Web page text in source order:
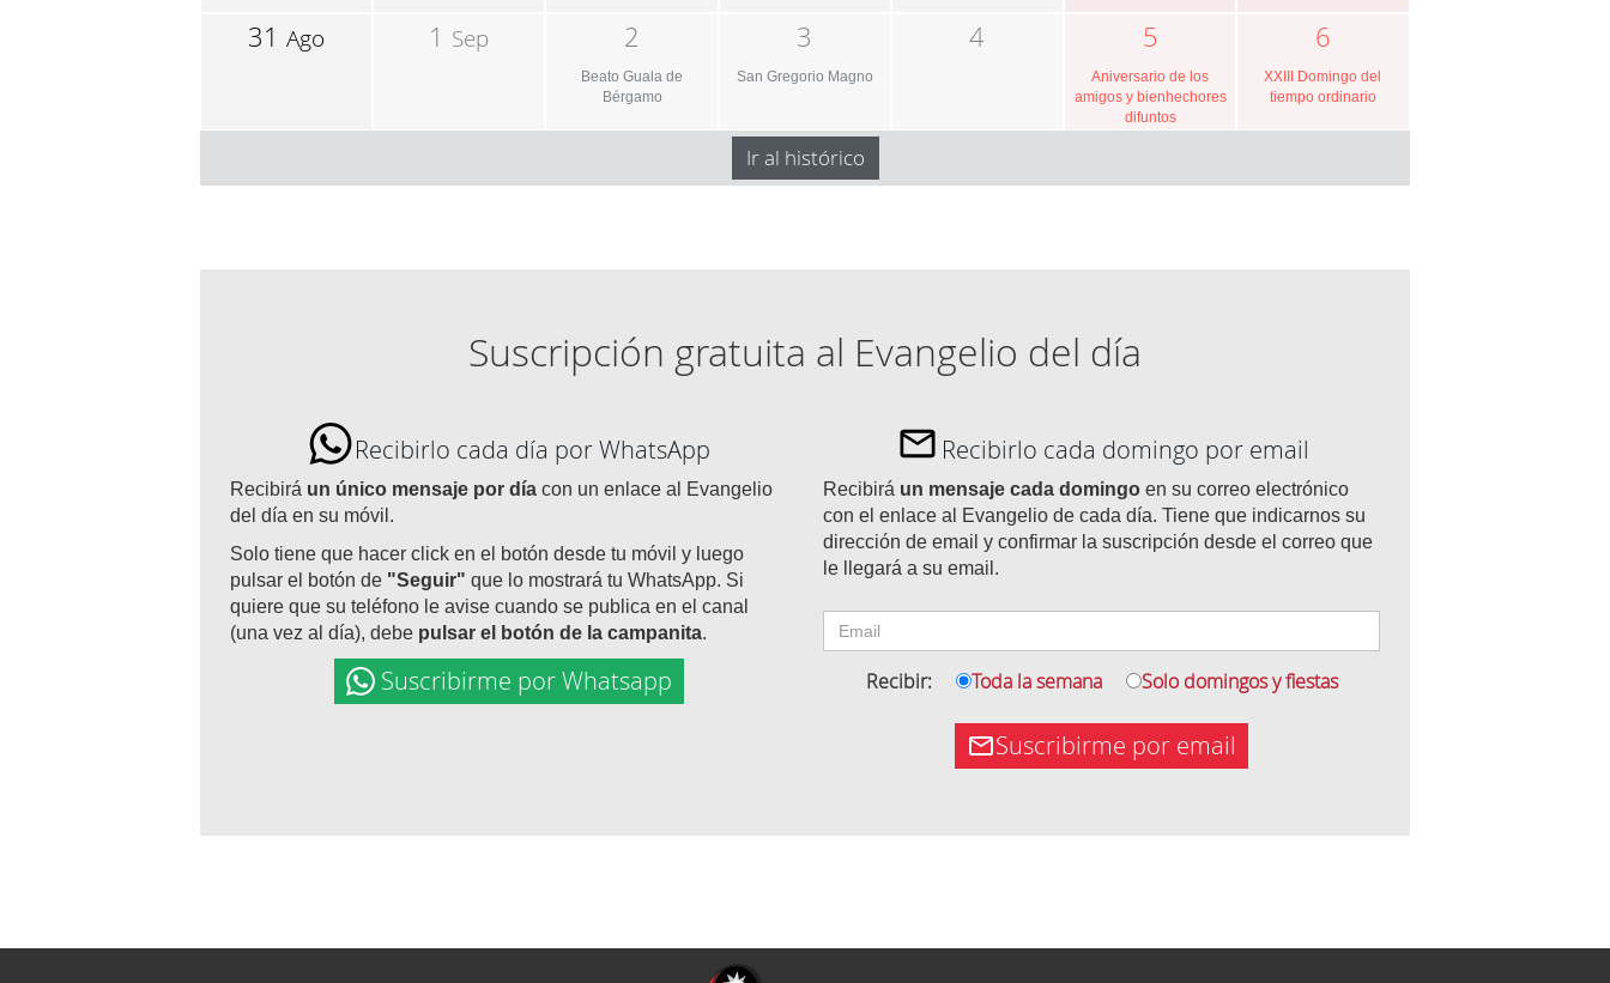
31Ago 1 Sep 2
Beato Guala de
Bérgamo
3
San Gregorio Magno
4 5
Aniversario de los
amigos y bienhechores
difuntos
6
XXIII Domingo del
tiempo ordinario
Ir al histórico
Suscripción gratuita al Evangelio del día
Recibirlo cada día por WhatsApp
Recibirá un único mensaje por día con un enlace al Evangelio
del día en su móvil.
Solo tiene que hacer click en el botón desde tu móvil y luego
pulsar el botón de "Seguir" que lo mostrará tu WhatsApp. Si
quiere que su teléfono le avise cuando se publica en el canal
(una vez al día), debe pulsar el botón de la campanita.
Suscribirme por Whatsapp
Recibirlo cada domingo por email
Recibirá un mensaje cada domingo en su correo electrónico
con el enlace al Evangelio de cada día. Tiene que indicarnos su
dirección de email y confirmar la suscripción desde el correo que
le llegará a su email.
Recibir: Toda la semana Solo domingos y fiestas
Suscribirme por email